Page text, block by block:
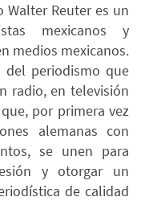
Walter Reuter es un
mexicanos y
medios mexicanos.
del periodismo que
radio, en televisión
por primera vez
alemanas con
se unen para
y otorgar un
de calidad